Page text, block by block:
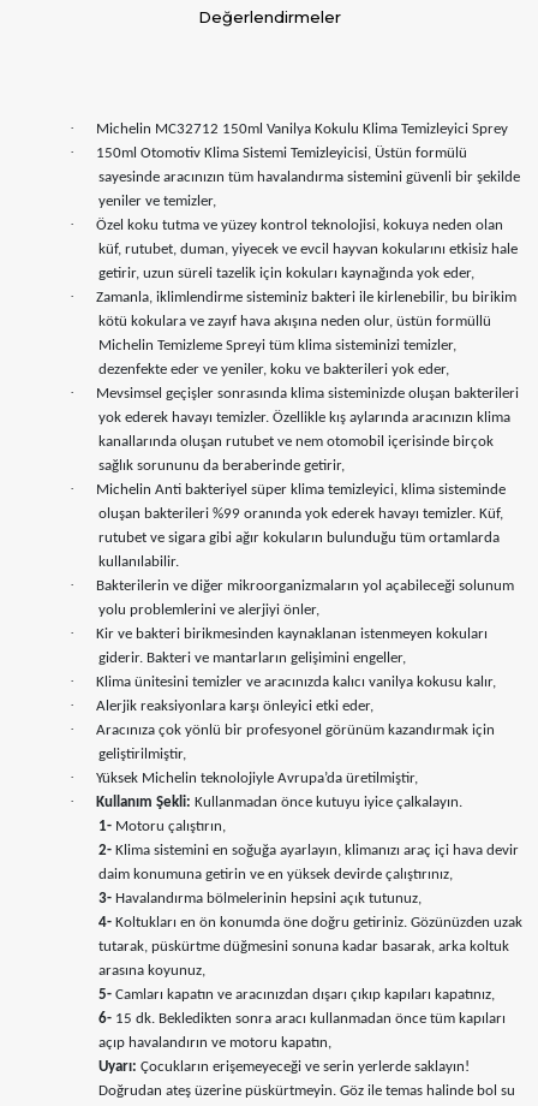
Değerlendirmeler
· Michelin MC32712 150ml Vanilya Kokulu Klima Temizleyici Sprey
·
150ml Otomotiv Klima Sistemi Temizleyicisi, Üstün formülü
sayesinde aracınızın tüm havalandırma sistemini güvenli bir şekilde
yeniler ve temizler,
·
Özel koku tutma ve yüzey kontrol teknolojisi, kokuya neden olan
küf, rutubet, duman, yiyecek ve evcil hayvan kokularını etkisiz hale
getirir, uzun süreli tazelik için kokuları kaynağında yok eder,
·
Zamanla, iklimlendirme sisteminiz bakteri ile kirlenebilir, bu birikim
kötü kokulara ve zayıf hava akışına neden olur, üstün formüllü
Michelin Temizleme Spreyi tüm klima sisteminizi temizler,
dezenfekte eder ve yeniler, koku ve bakterileri yok eder,
·
Mevsimsel geçişler sonrasında klima sisteminizde oluşan bakterileri
yok ederek havayı temizler. Özellikle kış aylarında aracınızın klima
kanallarında oluşan rutubet ve nem otomobil içerisinde birçok
sağlık sorununu da beraberinde getirir,
·
Michelin Anti bakteriyel süper klima temizleyici, klima sisteminde
oluşan bakterileri %99 oranında yok ederek havayı temizler. Küf,
rutubet ve sigara gibi ağır kokuların bulunduğu tüm ortamlarda
kullanılabilir.
·
Bakterilerin ve diğer mikroorganizmaların yol açabileceği solunum
yolu problemlerini ve alerjiyi önler,
·
Kir ve bakteri birikmesinden kaynaklanan istenmeyen kokuları
giderir. Bakteri ve mantarların gelişimini engeller,
· Klima ünitesini temizler ve aracınızda kalıcı vanilya kokusu kalır,
· Alerjik reaksiyonlara karşı önleyici etki eder,
·
Aracınıza çok yönlü bir profesyonel görünüm kazandırmak için
geliştirilmiştir,
· Yüksek Michelin teknolojiyle Avrupa’da üretilmiştir,
· Kullanım Şekli: Kullanmadan önce kutuyu iyice çalkalayın.
1- Motoru çalıştırın,
2- Klima sistemini en soğuğa ayarlayın, klimanızı araç içi hava devir
daim konumuna getirin ve en yüksek devirde çalıştırınız,
3- Havalandırma bölmelerinin hepsini açık tutunuz,
4- Koltukları en ön konumda öne doğru getiriniz. Gözünüzden uzak
tutarak, püskürtme düğmesini sonuna kadar basarak, arka koltuk
arasına koyunuz,
5- Camları kapatın ve aracınızdan dışarı çıkıp kapıları kapatınız,
6- 15 dk. Bekledikten sonra aracı kullanmadan önce tüm kapıları
açıp havalandırın ve motoru kapatın,
Uyarı: Çocukların erişemeyeceği ve serin yerlerde saklayın!
Doğrudan ateş üzerine püskürtmeyin. Göz ile temas halinde bol su